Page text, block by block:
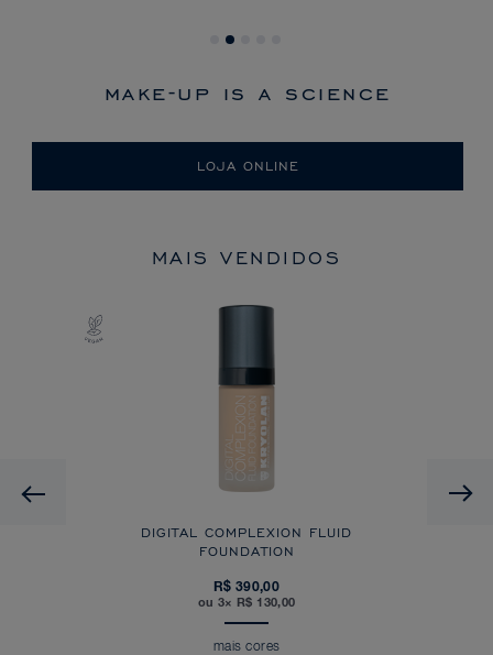
make-up is a science
LOJA ONLINE
MAIS VENDIDOS
Previous
DIGITAL COMPLEXION FLUID
FOUNDATION
R$ 390,00
ou 3× R$ 130,00
mais cores